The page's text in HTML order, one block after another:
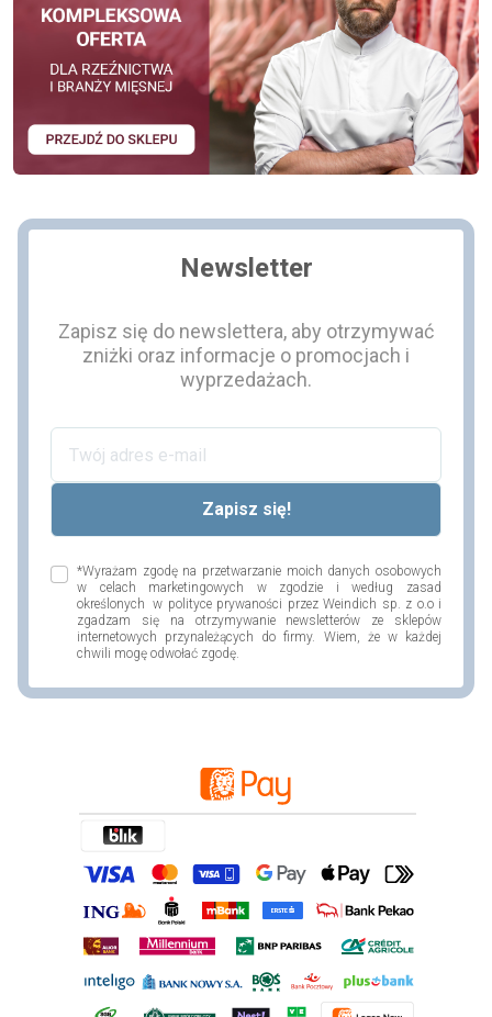
Newsletter
Zapisz się do newslettera, aby otrzymywać
zniżki oraz informacje o promocjach i
wyprzedażach.
*Wyrażam zgodę na przetwarzanie moich danych osobowych
w celach marketingowych w zgodzie i według zasad
określonych w polityce prywaności przez Weindich sp. z o.o i
zgadzam się na otrzymywanie newsletterów ze sklepów
internetowych przynależących do firmy. Wiem, że w każdej
chwili mogę odwołać zgodę.